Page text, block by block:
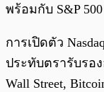
พร้อมกับ S&P
การเปิดตัว
ประทับตรารับรอ
Wall Street,